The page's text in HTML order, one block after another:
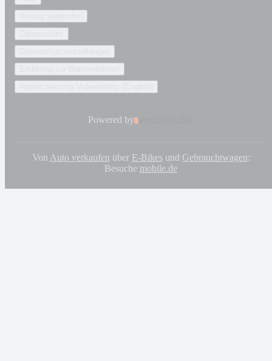
Powered by
Von Auto verkaufen über E-Bikesund Gebrauchtwagen:
Besuche mobile.de